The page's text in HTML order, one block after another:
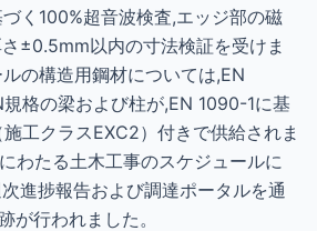
く100%超音波検査,エッジ部の磁
±0.5mm以内の寸法検証を受けま
の構造用鋼材については,EN
格の梁および柱が,EN 1090-1に基
工クラスEXC2）付きで供給されま
わたる土木工事のスケジュールに
進捗報告および調達ポータルを通
が行われました。